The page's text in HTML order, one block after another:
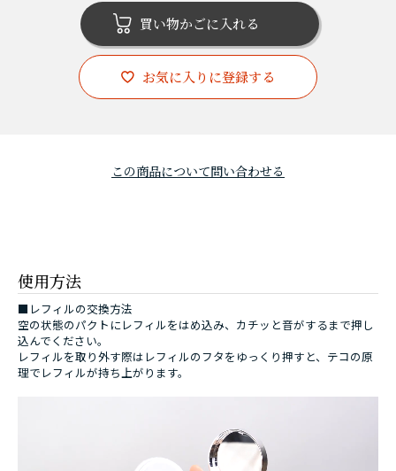
お気に入りに登録する
この商品について問い合わせる
使用方法
■レフィルの交換方法
空の状態のパクトにレフィルをはめ込み、カチッと音がするまで押し
込んでください。
レフィルを取り外す際はレフィルのフタをゆっくり押すと、テコの原
理でレフィルが持ち上がります。